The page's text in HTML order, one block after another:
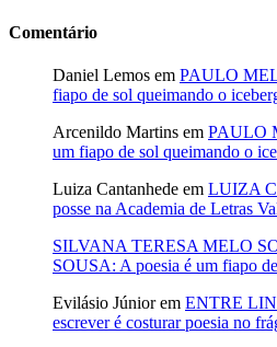
Comentário
Daniel Lemos em PAULO
fiapo de sol queimando o
Arcenildo Martins em PAULO
um fiapo de sol queimando o
Luiza Cantanhede em LUIZA
posse na Academia de Letras
SILVANA TERESA MELO
SOUSA: A poesia é um fiapo
Evilásio Júniorem ENTRE
escrever é costurar poesia no